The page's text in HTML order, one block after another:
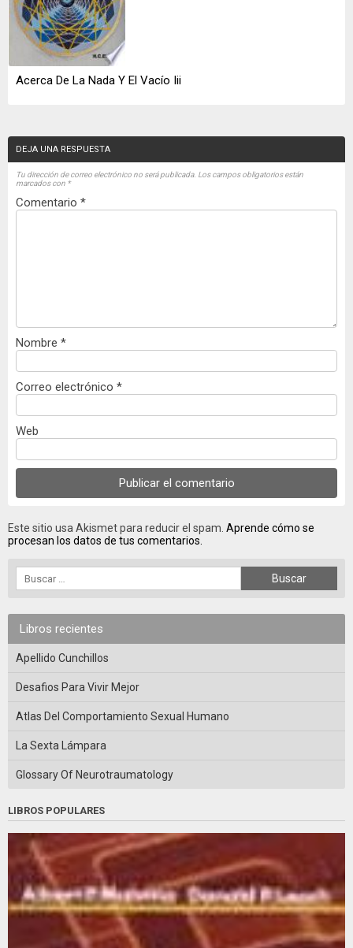
Acerca De La Nada Y El Vacío Iii
DEJA UNA RESPUESTA
Tu dirección de correo electrónico no será publicada. Los campos obligatorios están
marcados con *
Comentario *
Nombre *
Correo electrónico *
Web
Este sitio usa Akismet para reducir el spam. Aprende cómo se
procesan los datos de tus comentarios.
Libros recientes
Apellido Cunchillos
Desafios Para Vivir Mejor
Atlas Del Comportamiento Sexual Humano
La Sexta Lámpara
Glossary Of Neurotraumatology
LIBROS POPULARES